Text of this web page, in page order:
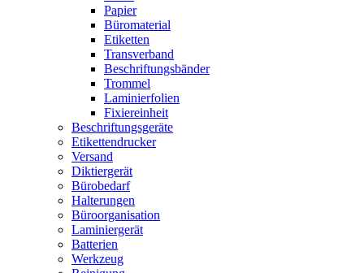
Papier
Büromaterial
Etiketten
Transverband
Beschriftungsbänder
Trommel
Laminierfolien
Fixiereinheit
Beschriftungsgeräte
Etikettendrucker
Versand
Diktiergerät
Bürobedarf
Halterungen
Büroorganisation
Laminiergerät
Batterien
Werkzeug